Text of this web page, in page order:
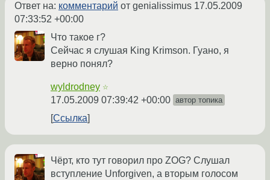
Ответ на: комментарий от genialissimus 17.05.2009
07:33:52 +00:00
Что такое г?
Сейчас я слушая King Krimson. Гуано, я
верно понял?
wyldrodney ☆
17.05.2009 07:39:42 +00:00 автор топика
Ссылка
Чёрт, кто тут говорил про ZOG? Слушал
вступление Unforgiven, а вторым голосом